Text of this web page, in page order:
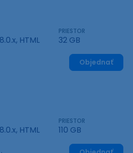
HTML
PRIESTOR
32 GB
Objednať
HTML
PRIESTOR
110 GB